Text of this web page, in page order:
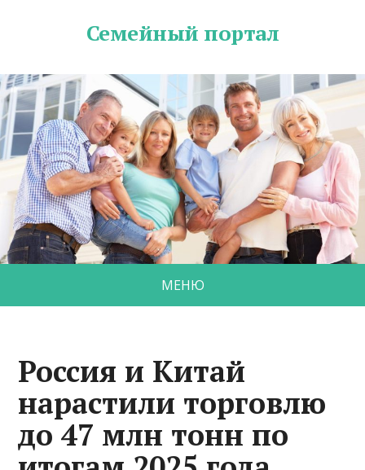
Семейный портал
МЕНЮ
Россия и Китай
нарастили торговлю
до 47 млн тонн по